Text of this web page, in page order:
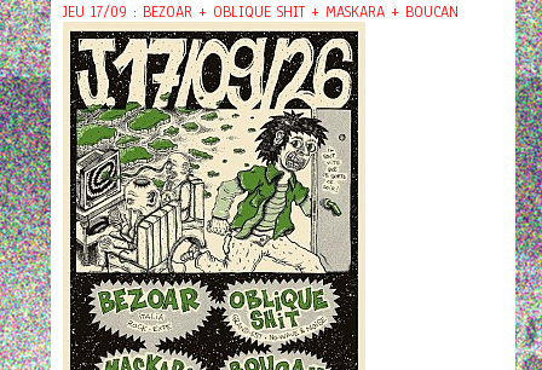
JEU 17/09 : BEZOAR + OBLIQUE SHIT + MASKARA + BOUCAN